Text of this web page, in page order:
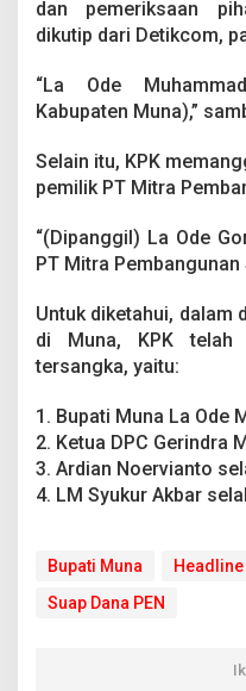
S
u
p
D
n
P
N
dan pemeriksaan
dikutip dari Detikcom,
“La Ode
Kabupaten Muna),”
Selain itu, KPK
pemilik PT Mitra
“(Dipanggil) La Ode
PT Mitra Pembangunan
Untuk diketahui, dalam
di Muna, KPK telah
tersangka, yaitu:
1. Bupati Muna La Ode
2. Ketua DPC Gerindra
3. Ardian Noervianto
4. LM Syukur Akbar
Bupati Muna Headline
Suap Dana PEN